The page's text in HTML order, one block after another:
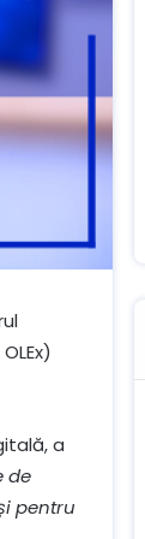
a
de
pentru